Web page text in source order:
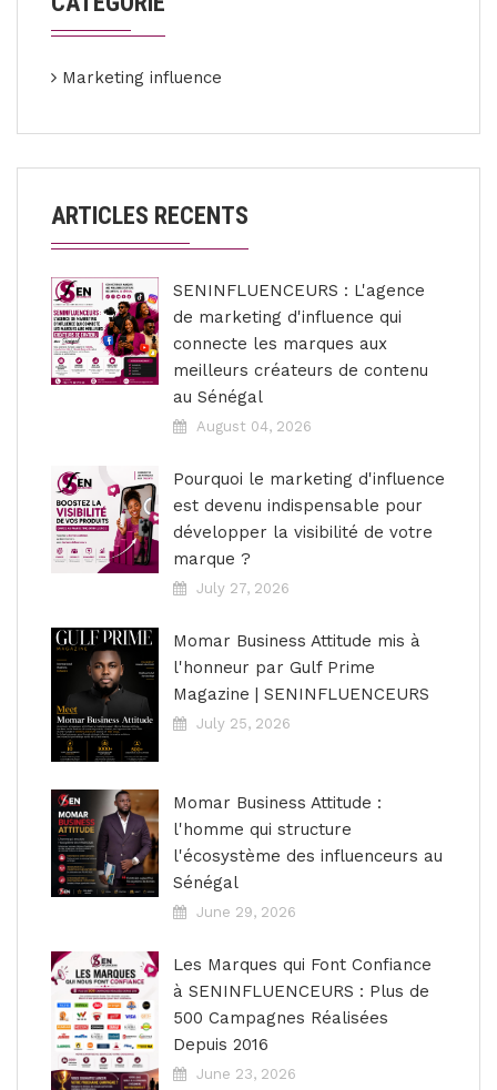
Marketing influence
ARTICLES RECENTS
SENINFLUENCEURS : L'agence
de marketing d'influence qui
connecte les marques aux
meilleurs créateurs de contenu
au Sénégal
August 04, 2026
Pourquoi le marketing d'influence
est devenu indispensable pour
développer la visibilité de votre
marque ?
July 27, 2026
Momar Business Attitude mis à
l'honneur par Gulf Prime
Magazine | SENINFLUENCEURS
July 25, 2026
Momar Business Attitude :
l'homme qui structure
l'écosystème des influenceurs au
Sénégal
June 29, 2026
Les Marques qui Font Confiance
à SENINFLUENCEURS : Plus de
500 Campagnes Réalisées
Depuis 2016
June 23, 2026